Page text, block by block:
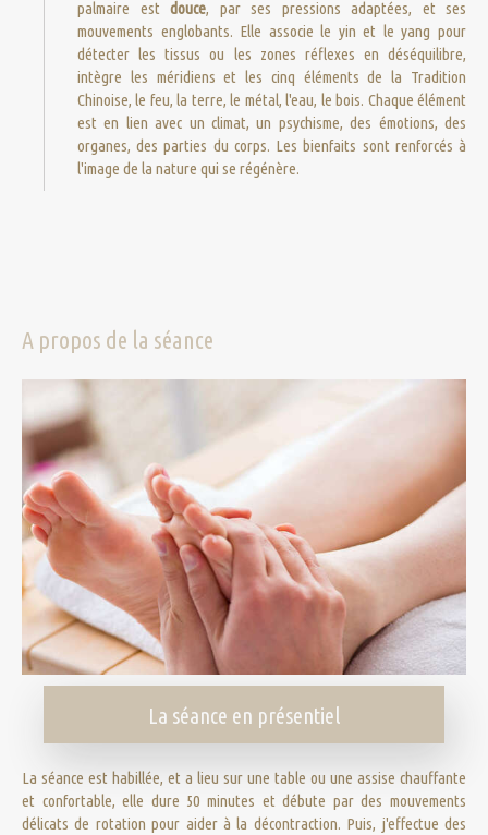
palmaire est douce, par ses pressions adaptées, et ses
mouvements englobants. Elle associe le yin et le yang pour
détecter les tissus ou les zones réflexes en déséquilibre,
intègre les méridiens et les cinq éléments de la Tradition
Chinoise, le feu, la terre, le métal, l'eau, le bois. Chaque élément
est en lien avec un climat, un psychisme, des émotions, des
organes, des parties du corps. Les bienfaits sont renforcés à
l'image de la nature qui se régénère.
A propos de la séance
La séance en présentiel
La séance est habillée, et a lieu sur une table ou une assise chauffante
et confortable, elle dure 50 minutes et débute par des mouvements
délicats de rotation pour aider à la décontraction. Puis, j'effectue des